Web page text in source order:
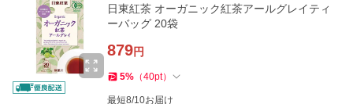
日東紅茶 オーガニック紅茶アールグレイティ
ーバッグ 20袋
879円
5% （40pt）
最短8/10お届け